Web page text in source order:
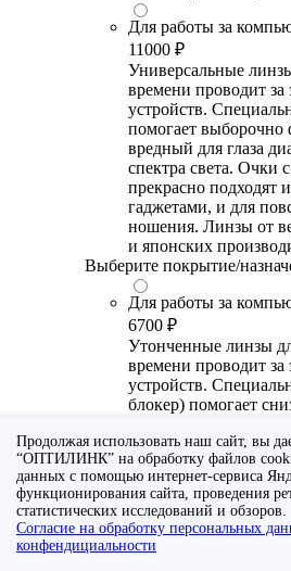
Для работы за
11000 ₽
Универсальные
времени проводит
устройств.
помогает выборочно
вредный для глаза
спектра света. Очки
прекрасно подходят
гаджетами, и для
ношения. Линзы от
и японских
Выберите покрытие/
Для работы за
6700 ₽
Утонченные линзы
времени проводит
устройств.
блокер) помогает
Рекомендуются для
время работы с
постоянного
производства
Для работы за
Продолжая использовать наш сайт, вы
“ОПТИЛИНК” на обработку файлов
данных с помощью интернет-сервиса
функционирования сайта, проведения
статистических исследований и обзоров.
Согласие на обработку персональных
конфендициальности